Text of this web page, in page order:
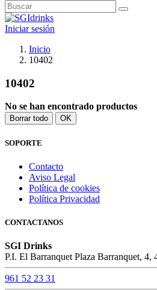
Iniciar sesión
Inicio
10402
10402
No se han encontrado productos
Borrar todo OK
SOPORTE
Contacto
Aviso Legal
Política de cookies
Política Privacidad
CONTACTANOS
SGI Drinks
P.I. El Barranquet Plaza Barranquet, 4,
961 52 23 31